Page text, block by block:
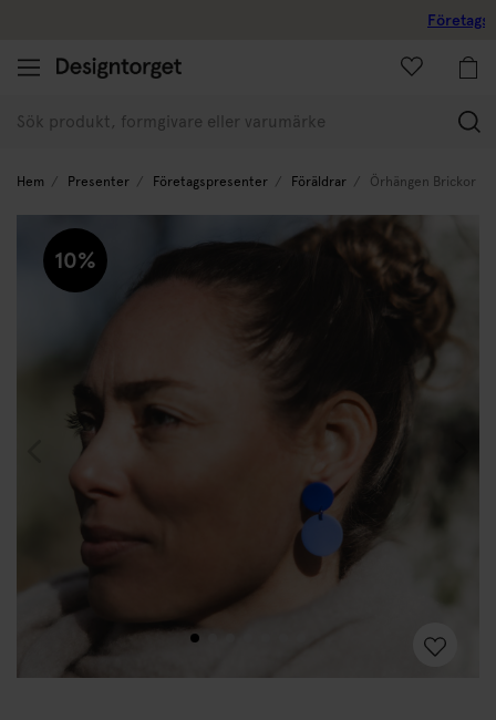
Hem Presenter Företagspresenter Föräldrar Örhängen Brickor
10%